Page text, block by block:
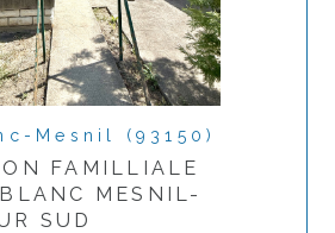
*
Mesnil (93150)
FAMILLIALE
MESNIL-
SUD